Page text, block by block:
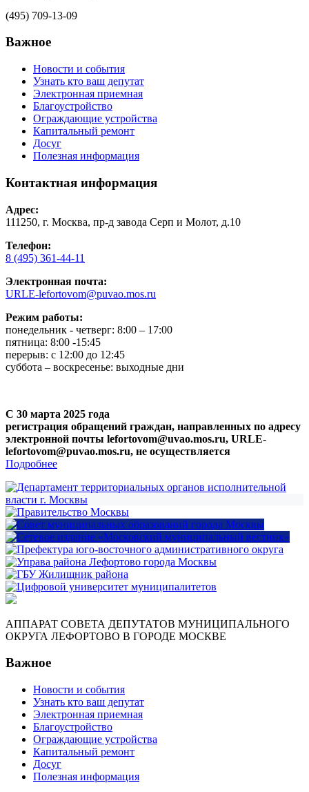
(495) 709-13-09
Важное
Новости и события
Узнать кто ваш депутат
Электронная приемная
Благоустройство
Ограждающие устройства
Капитальный ремонт
Досуг
Полезная информация
Контактная информация
Адрес:
111250, г. Москва, пр-д завода Серп и Молот, д.10
Телефон:
8 (495) 361-44-11
Электронная почта:
URLE-lefortovom@puvao.mos.ru
Режим работы:
понедельник - четверг: 8:00 – 17:00
пятница: 8:00 -15:45
перерыв: с 12:00 до 12:45
суббота – воскресенье: выходные дни
С 30 марта 2025 года
регистрация обращений граждан, направленных по адресу
электронной почты lefortovom@uvao.mos.ru, URLE-
lefortovom@puvao.mos.ru, не осуществляется
Подробнее
АППАРАТ СОВЕТА ДЕПУТАТОВ МУНИЦИПАЛЬНОГО
ОКРУГА ЛЕФОРТОВО В ГОРОДЕ МОСКВЕ
Важное
Новости и события
Узнать кто ваш депутат
Электронная приемная
Благоустройство
Ограждающие устройства
Капитальный ремонт
Досуг
Полезная информация